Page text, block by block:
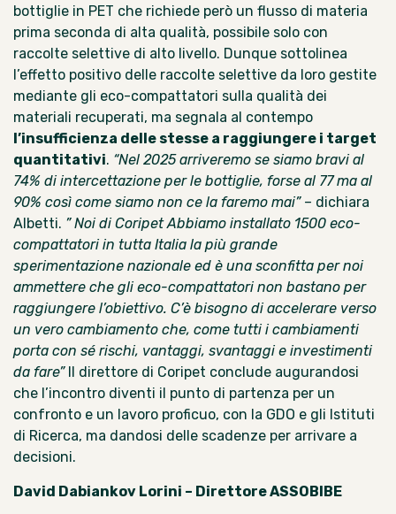
bottiglie in PET che richiede però un flusso di materia
prima seconda di alta qualità, possibile solo con
raccolte selettive di alto livello. Dunque sottolinea
l’effetto positivo delle raccolte selettive da loro gestite
mediante gli eco-compattatori sulla qualità dei
materiali recuperati, ma segnala al contempo
l’insufficienza delle stesse a raggiungere i target
quantitativi. “Nel 2025 arriveremo se siamo bravi al
74% di intercettazione per le bottiglie, forse al 77 ma al
90% così come siamo non ce la faremo mai”– dichiara
Albetti. ” Noi di Coripet Abbiamo installato 1500 eco-
compattatori in tutta Italia la più grande
sperimentazione nazionale ed è una sconfitta per noi
ammettere che gli eco-compattatori non bastano per
raggiungere l’obiettivo. C’è bisogno di accelerare verso
un vero cambiamento che, come tutti i cambiamenti
porta con sé rischi, vantaggi, svantaggi e investimenti
da fare”
Il direttore di Coripet conclude augurandosi
che l’incontro diventi il punto di partenza per un
confronto e un lavoro proficuo, con la GDO e gli Istituti
di Ricerca, ma dandosi delle scadenze per arrivare a
decisioni.
David Dabiankov Lorini – Direttore ASSOBIBE